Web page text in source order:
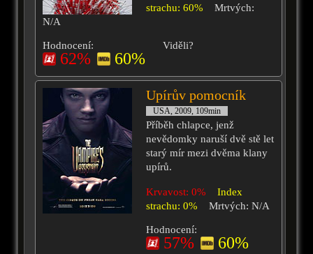
strachu: 60%
Mrtvých:
N/A
Hodnocení:
62% 60%
Viděli?
Upírův pomocník
USA, 2009, 109min
Příběh chlapce, jenž
nevědomky naruší dvě stě let
starý mír mezi dvěma klany
upírů.
Krvavost: 0%
Index
strachu: 0%
Mrtvých: N/A
Hodnocení:
57% 60%